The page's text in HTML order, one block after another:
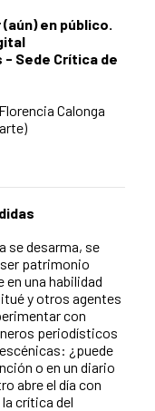
en público.
- Sede Crítica de
Calonga
se desarma, se
patrimonio
una habilidad
y otros agentes
con
periodísticos
¿puede
o en un diario
abre el día con
crítica del